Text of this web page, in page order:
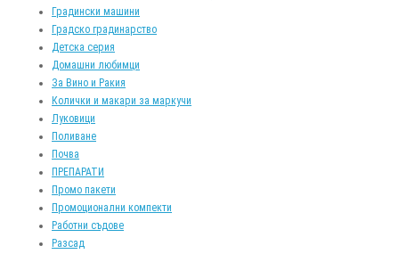
Градински машини
Градско градинарство
Детска серия
Домашни любимци
За Вино и Ракия
Колички и макари за маркучи
Луковици
Поливане
Почва
ПРЕПАРАТИ
Промо пакети
Промоционални компекти
Работни съдове
Разсад